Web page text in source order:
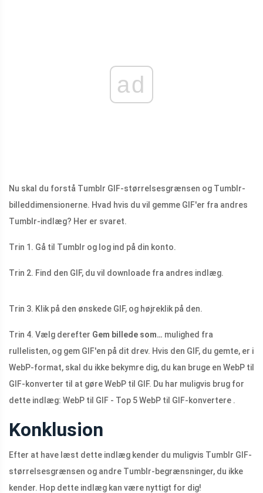
ad
Nu skal du forstå Tumblr GIF-størrelsesgrænsen og Tumblr-
billeddimensionerne. Hvad hvis du vil gemme GIF'er fra andres
Tumblr-indlæg? Her er svaret.
Trin 1. Gå til Tumblr og log ind på din konto.
Trin 2. Find den GIF, du vil downloade fra andres indlæg.
Trin 3. Klik på den ønskede GIF, og højreklik på den.
Trin 4. Vælg derefter Gem billede som… mulighed fra
rullelisten, og gem GIF'en på dit drev. Hvis den GIF, du gemte, er i
WebP-format, skal du ikke bekymre dig, du kan bruge en WebP til
GIF-konverter til at gøre WebP til GIF. Du har muligvis brug for
dette indlæg: WebP til GIF - Top 5 WebP til GIF-konvertere .
Konklusion
Efter at have læst dette indlæg kender du muligvis Tumblr GIF-
størrelsesgrænsen og andre Tumblr-begrænsninger, du ikke
kender. Hop dette indlæg kan være nyttigt for dig!